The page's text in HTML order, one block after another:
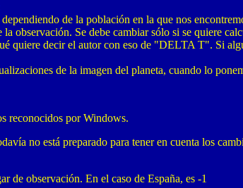
de la población en la que nos
observación. Se debe cambiar sólo si se quiere
quiere decir el autor con eso de "DELTA T". Si
de la imagen del planeta, cuando lo
reconocidos por Windows.
no está preparado para tener en cuenta los
de observación. En el caso de España, es -1